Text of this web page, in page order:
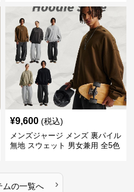
¥9,600 (税込)
メンズジャージ メンズ 裏パイル
無地 スウェット 男女兼用 全5色
ムの一覧へ ›